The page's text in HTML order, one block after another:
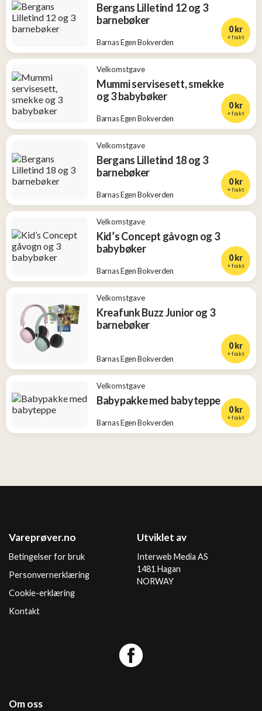
Bergans Lilletind 12 og 3
barnebøker
Barnas Egen Bokverden
0 kr
+ frakt
Velkomstgave
Mummi servisesett, smekke
og 3 babybøker
Barnas Egen Bokverden
0 kr
+ frakt
Velkomstgave
Bergans Lilletind 18 og 3
barnebøker
Barnas Egen Bokverden
0 kr
+ frakt
Velkomstgave
Kid’s Concept gåvogn og 3
babybøker
Barnas Egen Bokverden
0 kr
+ frakt
Velkomstgave
Kreafunk Buzz Junior og 3
barnebøker
Barnas Egen Bokverden
0 kr
+ frakt
Velkomstgave
Babypakke med babyteppe
Barnas Egen Bokverden
0 kr
+ frakt
Vareprøver.no
Betingelser for bruk
Personvernerklæring
Cookie-erklæring
Kontakt
Utviklet av
Interweb Media AS
1481 Hagan
NORWAY
Om oss